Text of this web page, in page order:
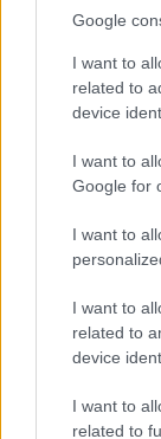
Google
I want to
related to
device
I want to
Google for
I want to
I want to
related to
device
I want to
related to